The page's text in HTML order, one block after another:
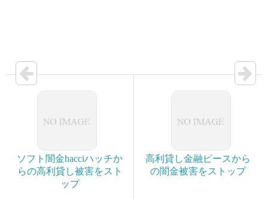
ソフト闇金hacciハッチか
らの高利貸し被害をスト
ップ
高利貸し金融ピースから
の闇金被害をストップ